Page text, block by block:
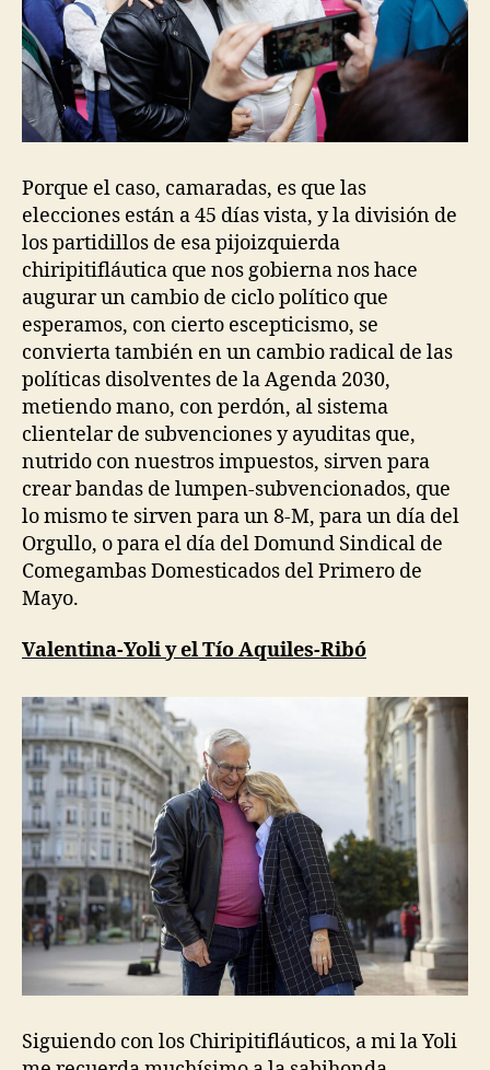
Porque el caso, camaradas, es que las
elecciones están a 45 días vista, y la división de
los partidillos de esa pijoizquierda
chiripitifláutica que nos gobierna nos hace
augurar un cambio de ciclo político que
esperamos, con cierto escepticismo, se
convierta también en un cambio radical de las
políticas disolventes de la Agenda 2030,
metiendo mano, con perdón, al sistema
clientelar de subvenciones y ayuditas que,
nutrido con nuestros impuestos, sirven para
crear bandas de lumpen-subvencionados, que
lo mismo te sirven para un 8-M, para un día del
Orgullo, o para el día del Domund Sindical de
Comegambas Domesticados del Primero de
Mayo.
Valentina-Yoli y el Tío Aquiles-Ribó
Siguiendo con los Chiripitifláuticos, a mi la Yoli